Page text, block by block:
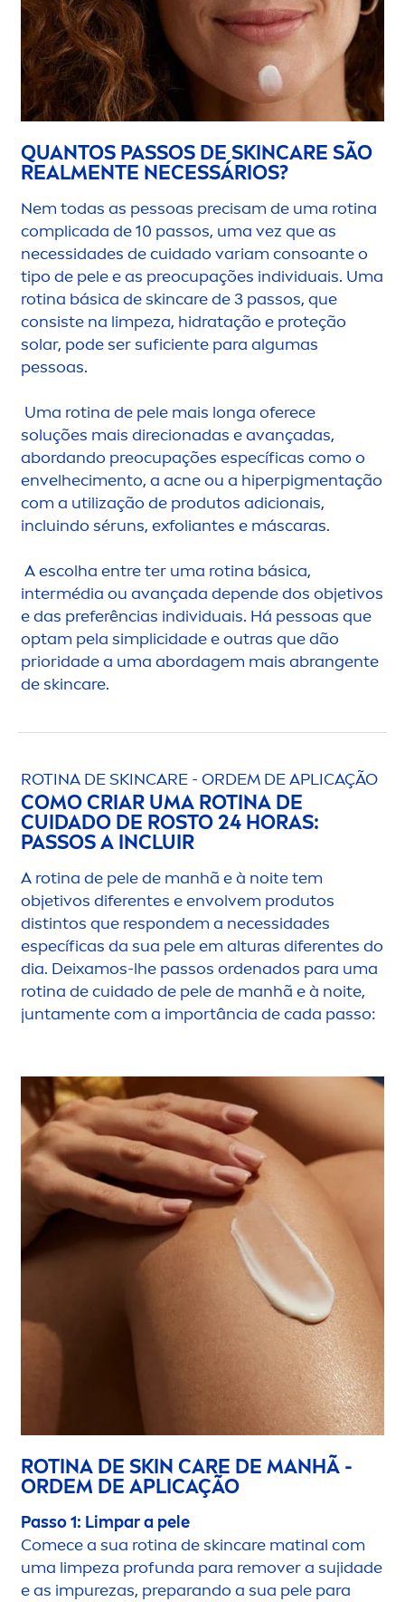
QUANTOS PASSOS DE SKINCARE SÃO
REALMENTE NECESSÁRIOS?
Nem todas as pessoas precisam de uma rotina
complicada de 10 passos, uma vez que as
necessidades de cuidado variam consoante o
tipo de pele e as preocupações individuais. Uma
rotina básica deskincarede 3 passos, que
consiste na limpeza, hidratação e proteção
solar, pode ser suficiente para algumas
pessoas.
Uma rotina de pele mais longa oferece
soluções mais direcionadas e avançadas,
abordando preocupações específicas como o
envelhecimento, a acne ou a hiperpigmentação
com a utilização de produtos adicionais,
incluindo séruns, exfoliantes e máscaras.
A escolha entre ter uma rotina básica,
intermédia ou avançada depende dos objetivos
e das preferências individuais. Há pessoas que
optam pela simplicidade e outras que dão
prioridade a uma abordagem mais abrangente
deskincare.
ROTINA DESKINCARE - ORDEM DE APLICAÇÃO
COMO CRIAR UMA ROTINA DE
CUIDADO DE ROSTO 24 HORAS:
PASSOS A INCLUIR
A rotina de pele de manhã e à noite tem
objetivos diferentes e envolvem produtos
distintos que respondem a necessidades
específicas da sua pele em alturas diferentes do
dia. Deixamos-lhe passos ordenados para uma
rotina de cuidado de pele de manhã e à noite,
juntamente com a importância de cada passo:
ROTINA DE SKIN CARE DE MANHÃ -
ORDEM DE APLICAÇÃO
Passo 1: Limpar a pele
Comece a sua rotina deskincare matinal com
uma limpeza profunda para remover a sujidade
e as impurezas, preparando a sua pele para